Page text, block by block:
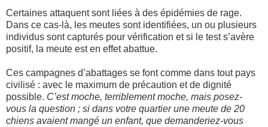
Certaines attaquent sont liées à des épidémies de rage.
Dans ce cas-là, les meutes sont identifiées, un ou plusieurs
individus sont capturés pour vérification et si le test s’avère
positif, la meute est en effet abattue.
Ces campagnes d’abattages se font comme dans tout pays
civilisé : avec le maximum de précaution et de dignité
possible. C’est moche, terriblement moche, mais posez-
vous la question ; si dans votre quartier une meute de 20
chiens avaient mangé un enfant, que demanderiez-vous